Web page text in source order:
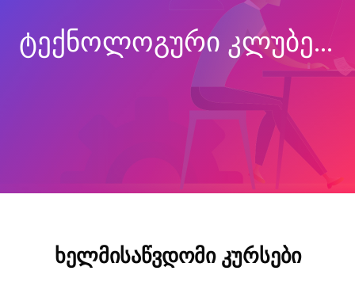
ᲢᲔᲥᲜᲝᲚᲝᲒᲣᲠᲘ ᲙᲚᲣᲑᲔᲑᲘ
ხელმისაწვდომი კურსები